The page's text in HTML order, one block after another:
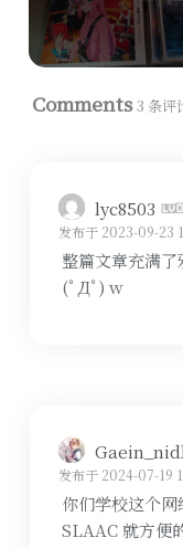
Comments3 条评
lyc8503
发布于 2023-09-23
整篇文章充满
(ﾟДﾟ) w
发布于 2024-07-19
你们学校这个
SLAAC 就方便